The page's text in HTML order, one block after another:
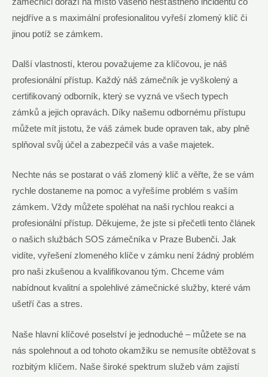
nejdříve a s maximální profesionalitou vyřeší zlomený klíč či
jinou potíž se zámkem.
Další vlastností, kterou považujeme za klíčovou, je náš
profesionální přístup. Každý náš zámečník je vyškolený a
certifikovaný odborník, který se vyzná ve všech typech
zámků a jejich opravách. Díky našemu odbornému přístupu
můžete mít jistotu, že váš zámek bude opraven tak, aby plně
splňoval svůj účel a zabezpečil vás a vaše majetek.
Nechte nás se postarat o váš zlomený klíč a věřte, že se vám
rychle dostaneme na pomoc a vyřešíme problém s vaším
zámkem. Vždy můžete spoléhat na naši rychlou reakci a
profesionální přístup. Děkujeme, že jste si přečetli tento článek
o našich službách SOS zámečníka v Praze Bubenči. Jak
vidíte, vyřešení zlomeného klíče v zámku není žádný problém
pro naši zkušenou a kvalifikovanou tým. Chceme vám
nabídnout kvalitní a spolehlivé zámečnické služby, které vám
ušetří čas a stres.
Naše hlavní klíčové poselství je jednoduché – můžete se na
nás spolehnout a od tohoto okamžiku se nemusíte obtěžovat s
rozbitým klíčem. Naše široké spektrum služeb vám zajistí